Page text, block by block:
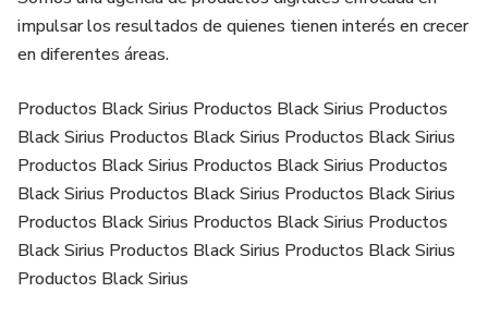
impulsar los resultados de quienes tienen interés en crecer
en diferentes áreas.
Productos Black Sirius Productos Black Sirius Productos
Black Sirius Productos Black Sirius Productos Black Sirius
Productos Black Sirius Productos Black Sirius Productos
Black Sirius Productos Black Sirius Productos Black Sirius
Productos Black Sirius Productos Black Sirius Productos
Black Sirius Productos Black Sirius Productos Black Sirius
Productos Black Sirius